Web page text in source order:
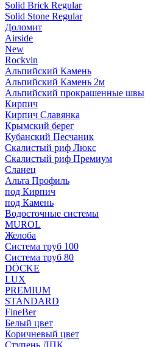
Solid Brick Regular
Solid Stone Regular
Доломит
Airside
New
Rockvin
Альпийский Камень
Альпийский Камень 2м
Альпийский прокрашенные швы
Кирпич
Кирпич Славянка
Крымский берег
Кубанский Песчаник
Скалистый риф Люкс
Скалистый риф Премиум
Сланец
Альта Профиль
под Кирпич
под Камень
Водосточные системы
MUROL
Желоба
Система труб 100
Система труб 80
DÖCKE
LUX
PREMIUM
STANDARD
FineBer
Белый цвет
Коричневый цвет
Ступень ДПК